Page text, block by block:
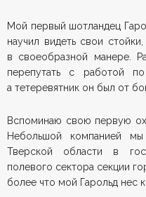
Мой первый шотландец
научил видеть свои
в своеобразной манере.
перепутать с работой
а тетеревятник он был от
Вспоминаю свою первую
Небольшой компанией
Тверской области в
полевого сектора секции
более что мой Гарольд нес